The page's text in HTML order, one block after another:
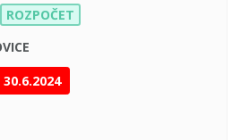
ROZPOČET
30.6.2024